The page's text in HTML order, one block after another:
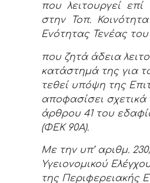
που λειτουργεί
στην Τοπ.
Ενότητας Τενέας
που ζητά άδεια
κατάστημά της για
τεθεί υπόψη της
αποφασίσει
άρθρου 41 του
(ΦΕΚ 90Α).
Με την υπ’ αριθμ.
Υγειονομικού
της Περιφερειακής